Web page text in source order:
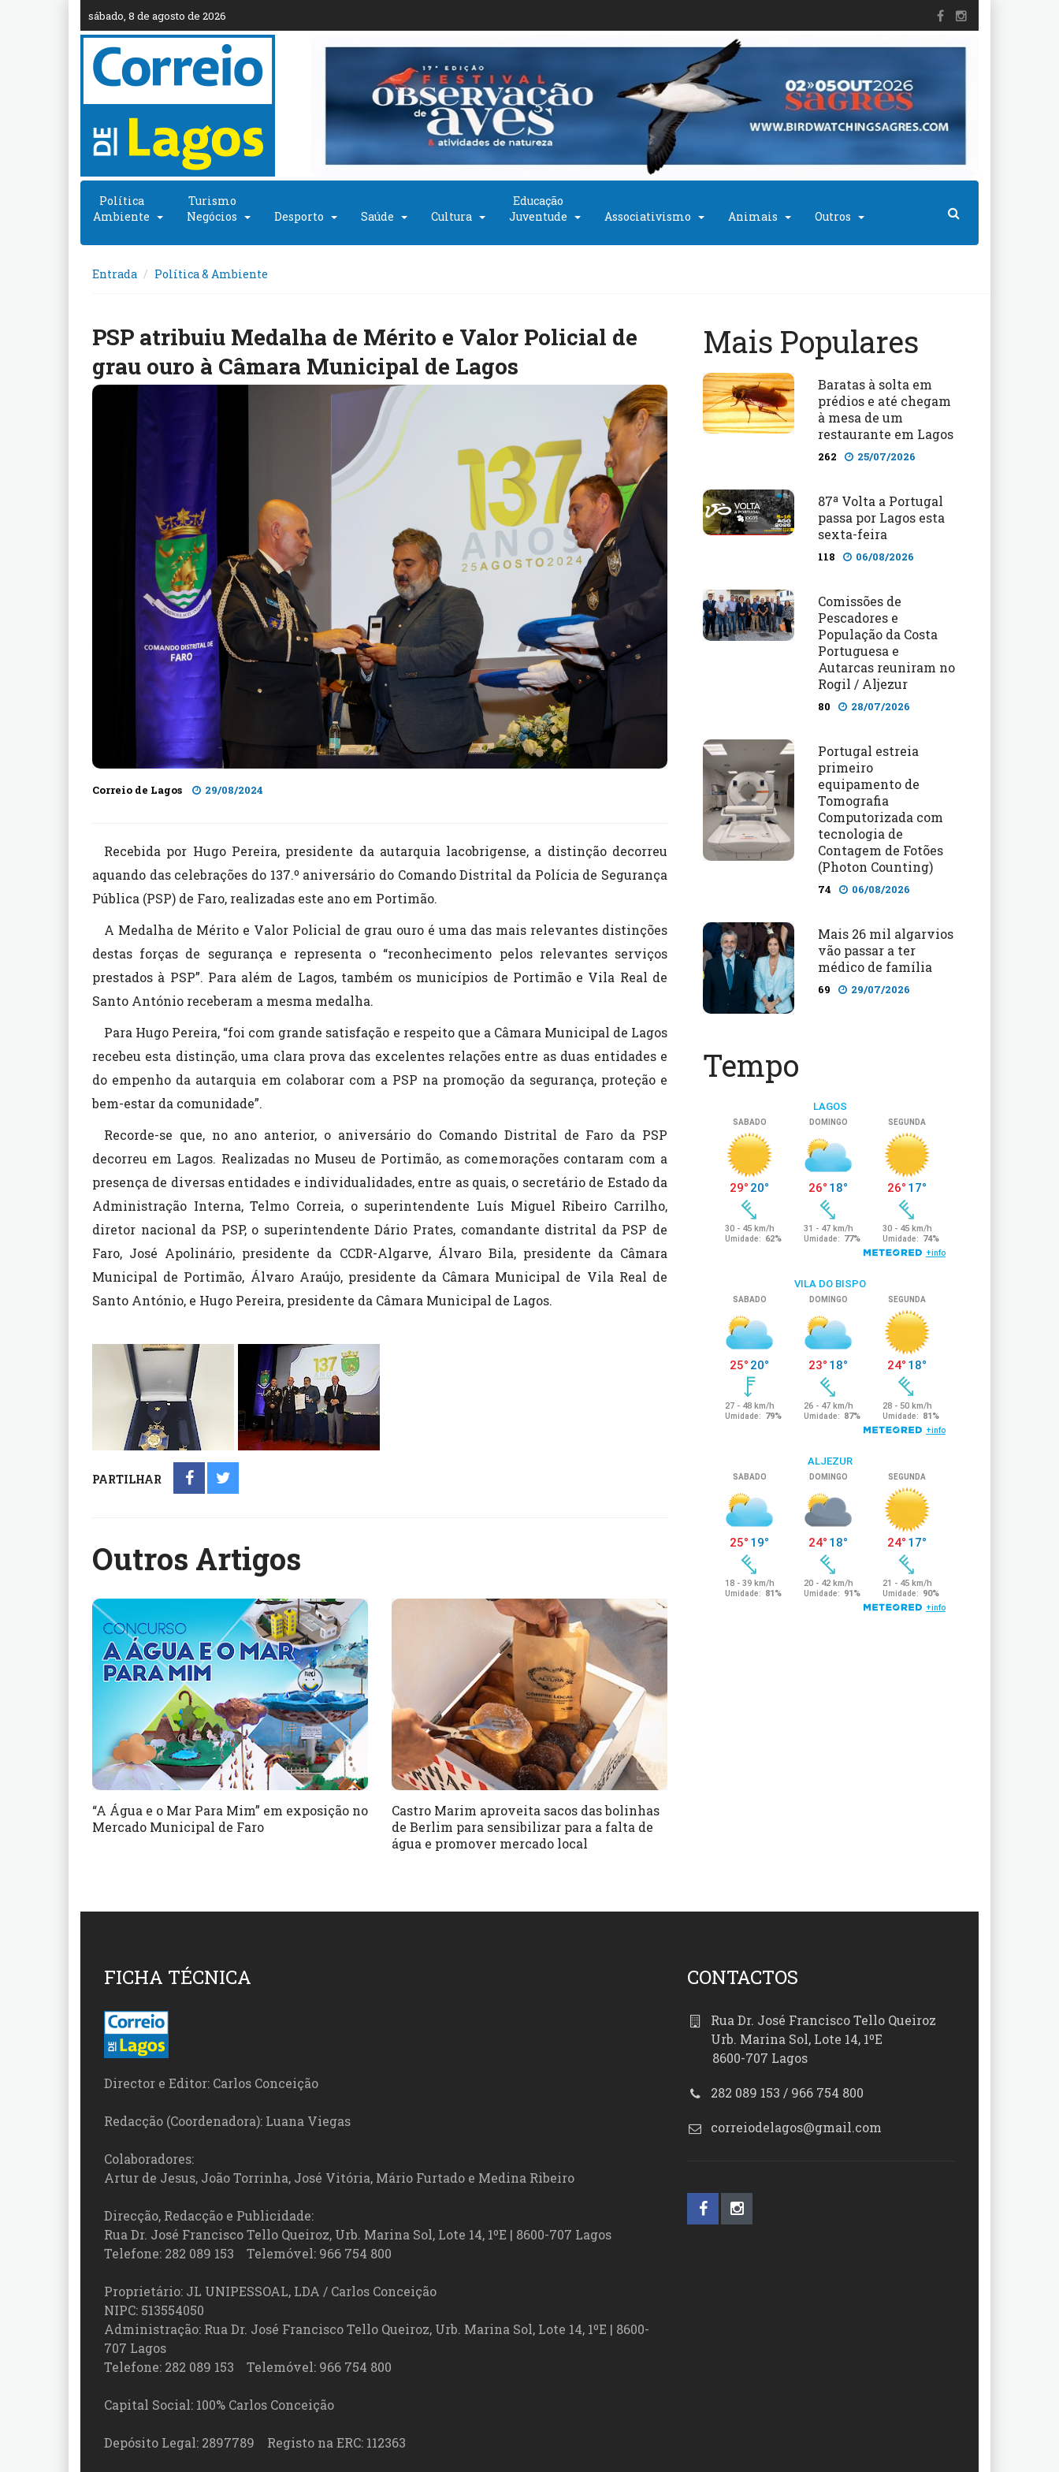
sábado, 8 de agosto de 2026
Política
Ambiente
Turismo
Negócios
Desporto Saúde Cultura
Educação
Juventude
Associativismo Animais Outros
Entrada Política & Ambiente
PSP atribuiu Medalha de Mérito e Valor Policial de
grau ouro à Câmara Municipal de Lagos
Correio de Lagos 29/08/2024
Recebida por Hugo Pereira, presidente da autarquia lacobrigense, a distinção decorreu
aquando das celebrações do 137.º aniversário do Comando Distrital da Polícia de Segurança
Pública (PSP) de Faro, realizadas este ano em Portimão.
A Medalha de Mérito e Valor Policial de grau ouro é uma das mais relevantes distinções
destas forças de segurança e representa o “reconhecimento pelos relevantes serviços
prestados à PSP”. Para além de Lagos, também os municípios de Portimão e Vila Real de
Santo António receberam a mesma medalha.
Para Hugo Pereira, “foi com grande satisfação e respeito que a Câmara Municipal de Lagos
recebeu esta distinção, uma clara prova das excelentes relações entre as duas entidades e
do empenho da autarquia em colaborar com a PSP na promoção da segurança, proteção e
bem-estar da comunidade”.
Recorde-se que, no ano anterior, o aniversário do Comando Distrital de Faro da PSP
decorreu em Lagos. Realizadas no Museu de Portimão, as comemorações contaram com a
presença de diversas entidades e individualidades, entre as quais, o secretário de Estado da
Administração Interna, Telmo Correia, o superintendente Luís Miguel Ribeiro Carrilho,
diretor nacional da PSP, o superintendente Dário Prates, comandante distrital da PSP de
Faro, José Apolinário, presidente da CCDR-Algarve, Álvaro Bila, presidente da Câmara
Municipal de Portimão, Álvaro Araújo, presidente da Câmara Municipal de Vila Real de
Santo António, e Hugo Pereira, presidente da Câmara Municipal de Lagos.
PARTILHAR
Outros Artigos
“A Água e o Mar Para Mim” em exposição no
Mercado Municipal de Faro
Castro Marim aproveita sacos das bolinhas
de Berlim para sensibilizar para a falta de
água e promover mercado local
Mais Populares
Baratas à solta em
prédios e até chegam
à mesa de um
restaurante em Lagos
262 25/07/2026
87ª Volta a Portugal
passa por Lagos esta
sexta-feira
118 06/08/2026
Comissões de
Pescadores e
População da Costa
Portuguesa e
Autarcas reuniram no
Rogil / Aljezur
80 28/07/2026
Portugal estreia
primeiro
equipamento de
Tomografia
Computorizada com
tecnologia de
Contagem de Fotões
(Photon Counting)
74 06/08/2026
Mais 26 mil algarvios
vão passar a ter
médico de família
69 29/07/2026
Tempo
FICHA TÉCNICA
Director e Editor: Carlos Conceição
Redacção (Coordenadora): Luana Viegas
Colaboradores:
Artur de Jesus, João Torrinha, José Vitória, Mário Furtado e Medina Ribeiro
Direcção, Redacção e Publicidade:
Rua Dr. José Francisco Tello Queiroz, Urb. Marina Sol, Lote 14, 1ºE | 8600-707 Lagos
Telefone: 282 089 153 Telemóvel: 966 754 800
Proprietário: JL UNIPESSOAL, LDA / Carlos Conceição
NIPC: 513554050
Administração: Rua Dr. José Francisco Tello Queiroz, Urb. Marina Sol, Lote 14, 1ºE | 8600-
707 Lagos
Telefone: 282 089 153 Telemóvel: 966 754 800
Capital Social: 100% Carlos Conceição
Depósito Legal: 2897789 Registo na ERC: 112363
CONTACTOS
Rua Dr. José Francisco Tello Queiroz
Urb. Marina Sol, Lote 14, 1ºE
8600-707 Lagos
282 089 153 / 966 754 800
correiodelagos@gmail.com